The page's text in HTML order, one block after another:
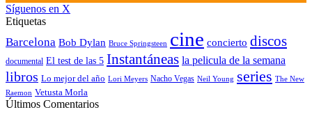
Síguenos en X
Etiquetas
Barcelona Bob Dylan Bruce Springsteen cine concierto discos
documental El test de las 5 Instantáneas la pelicula de la semana
libros Lo mejor del año Lori Meyers Nacho Vegas Neil Young series The New
Raemon Vetusta Morla
Últimos Comentarios